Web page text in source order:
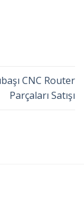
CNC Router
Parçaları Satışı